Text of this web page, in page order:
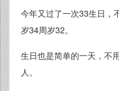
今年又过了一次33生日，
岁34周岁32。
生日也是简单的一天，不
人。